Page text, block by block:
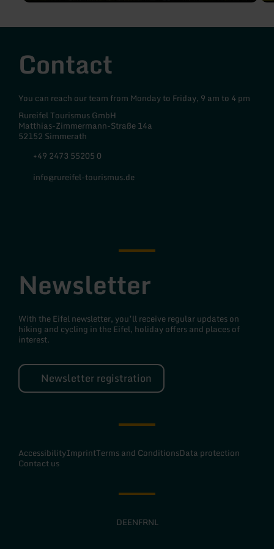
Contact
You can reach our team from Monday to Friday, 9 am to 4 pm
Rureifel Tourismus GmbH
Matthias-Zimmermann-Straße 14a
52152 Simmerath
+49 2473 55205 0
info@rureifel-tourismus.de
Newsletter
With the Eifel newsletter, you’ll receive regular updates on
hiking and cycling in the Eifel, holiday offers and places of
interest.
Newsletter registration
AccessibilityImprintTerms and ConditionsData protection
Contact us
DEENFRNL